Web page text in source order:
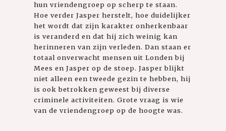
hun vriendengroep op scherp te staan.
Hoe verder Jasper herstelt, hoe duidelijker
het wordt dat zijn karakter onherkenbaar
is veranderd en dat hij zich weinig kan
herinneren van zijn verleden. Dan staan er
totaal onverwacht mensen uit Londen bij
Mees en Jasper op de stoep. Jasper blijkt
niet alleen een tweede gezin te hebben, hij
is ook betrokken geweest bij diverse
criminele activiteiten. Grote vraag is wie
van de vriendengroep op de hoogte was.